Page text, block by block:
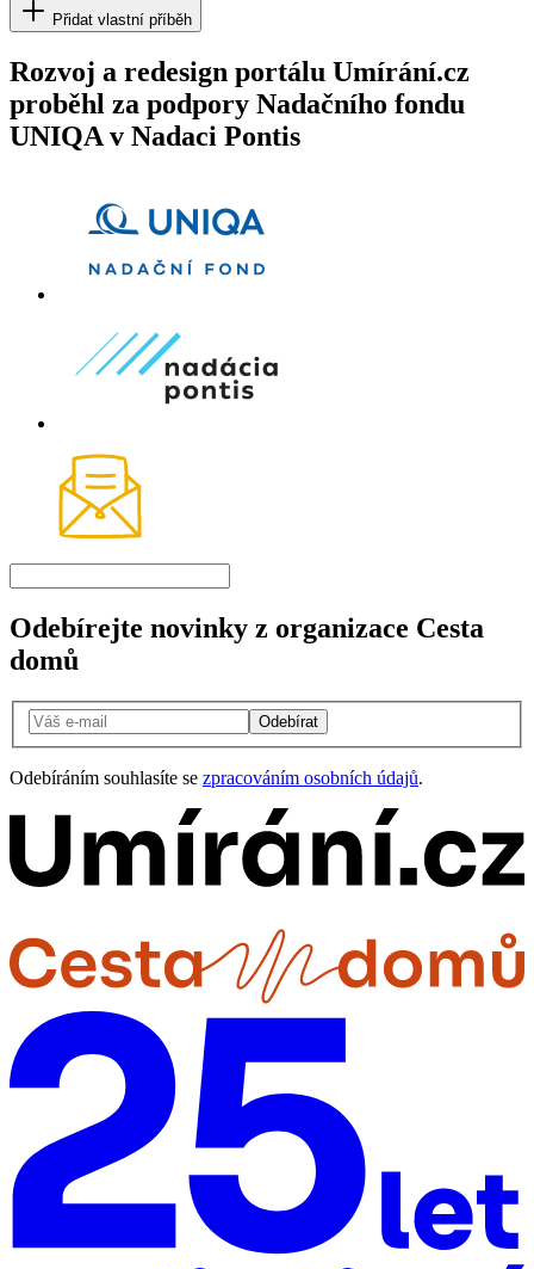
Přidat vlastní příběh
Rozvoj a redesign portálu Umírání.cz
proběhl za podpory Nadačního fondu
UNIQA v Nadaci Pontis
Odebírejte novinky z organizace Cesta
domů
Odebírat
Odebíráním souhlasíte se zpracováním osobních údajů.